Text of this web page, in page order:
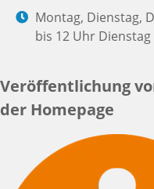
Montag, Dienstag,
bis 12 Uhr
Veröffentlichung
der Homepage